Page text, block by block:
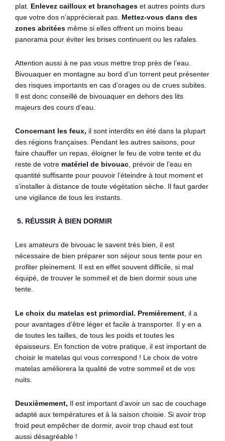
plat. Enlevez cailloux et branchages et autres points durs
que votre dos n’apprécierait pas. Mettez-vous dans des
zones abritées même si elles offrent un moins beau
panorama pour éviter les brises continuent ou les rafales.
Attention aussi à ne pas vous mettre trop près de l’eau.
Bivouaquer en montagne au bord d’un torrent peut présenter
des risques importants en cas d’orages ou de crues subites.
Il est donc conseillé de bivouaquer en dehors des lits
majeurs des cours d’eau.
Concernant les feux, il sont interdits en été dans la plupart
des régions françaises. Pendant les autres saisons, pour
faire chauffer un repas, éloigner le feu de votre tente et du
reste de votre matériel de bivouac , prévoir de l’eau en
quantité suffisante pour pouvoir l’éteindre à tout moment et
s’installer à distance de toute végétation sèche. Il faut garder
une vigilance de tous les instants.
5. RÉUSSIR À BIEN DORMIR
Les amateurs de bivouac le savent très bien, il est
nécessaire de bien préparer son séjour sous tente pour en
profiter pleinement. Il est en effet souvent difficile, si mal
équipé, de trouver le sommeil et de bien dormir sous une
tente.
Le choix du matelas est primordial. Premièrement , il a
pour avantages d’être léger et facile à transporter. Il y en a
de toutes les tailles, de tous les poids et toutes les
épaisseurs. En fonction de votre pratique, il est important de
choisir le matelas qui vous correspond ! Le choix de votre
matelas améliorera la qualité de votre sommeil et de vos
nuits.
Deuxièmement, Il est important d’avoir un sac de couchage
adapté aux températures et à la saison choisie. Si avoir trop
froid peut empêcher de dormir, avoir trop chaud est tout
aussi désagréable !